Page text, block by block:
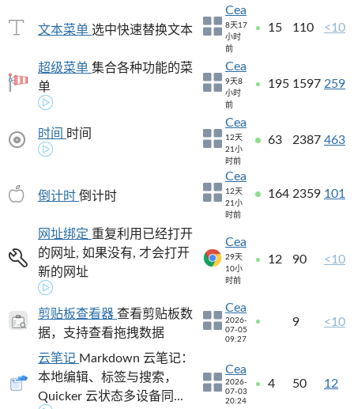
文本菜单 选中快速替换文本
Cea
8天17
小时
前
15 110 <10
超级菜单 集合各种功能的菜
单
Cea
9天8
小时
前
195 1597 259
时间 时间
Cea
12天
21小
时前
63 2387 463
倒计时 倒计时
Cea
12天
21小
时前
164 2359 101
网址绑定 重复利用已经打开
的网址, 如果没有, 才会打开
新的网址
Cea
29天
10小
时前
12 90 <10
剪贴板查看器 查看剪贴板数
据，支持查看拖拽数据
Cea
2026-
07-05
09:27
9 <10
云笔记 Markdown 云笔记：
本地编辑、标签与搜索，
Quicker 云状态多设备同...
Cea
2026-
07-03
20:24
4 50 12